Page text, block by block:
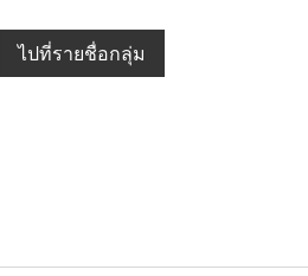
ไปที่รายชื่อกลุ่ม